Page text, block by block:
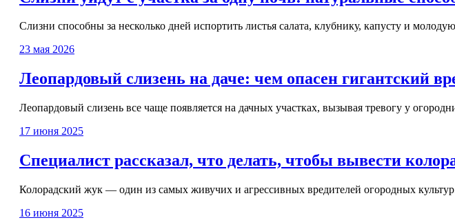
Слизни способны за несколько дней испортить листья салата, клубнику, капусту и
23 мая 2026
Леопардовый слизень на даче: чем опасен гигантский
Леопардовый слизень все чаще появляется на дачных участках, вызывая тревогу у
17 июня 2025
Специалист рассказал, что делать, чтобы вывести
Колорадский жук — один из самых живучих и агрессивных вредителей огородных
16 июня 2025